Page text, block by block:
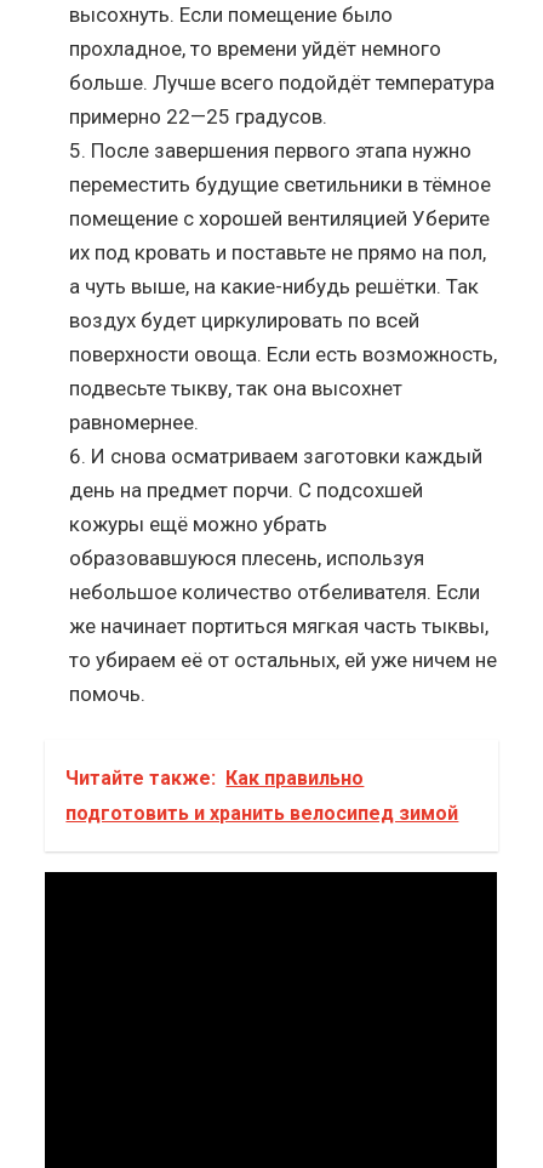
высохнуть. Если помещение было
прохладное, то времени уйдёт немного
больше. Лучше всего подойдёт температура
примерно 22—25 градусов.
После завершения первого этапа нужно
переместить будущие светильники в тёмное
помещение с хорошей вентиляцией Уберите
их под кровать и поставьте не прямо на пол,
а чуть выше, на какие-нибудь решётки. Так
воздух будет циркулировать по всей
поверхности овоща. Если есть возможность,
подвесьте тыкву, так она высохнет
равномернее.
И снова осматриваем заготовки каждый
день на предмет порчи. С подсохшей
кожуры ещё можно убрать
образовавшуюся плесень, используя
небольшое количество отбеливателя. Если
же начинает портиться мягкая часть тыквы,
то убираем её от остальных, ей уже ничем не
помочь.
Читайте также: Как правильно
подготовить и хранить велосипед зимой